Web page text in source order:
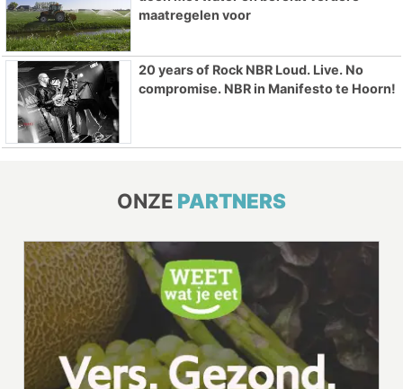
maatregelen voor
20 years of Rock NBR Loud. Live. No
compromise. NBR in Manifesto te Hoorn!
ONZE PARTNERS